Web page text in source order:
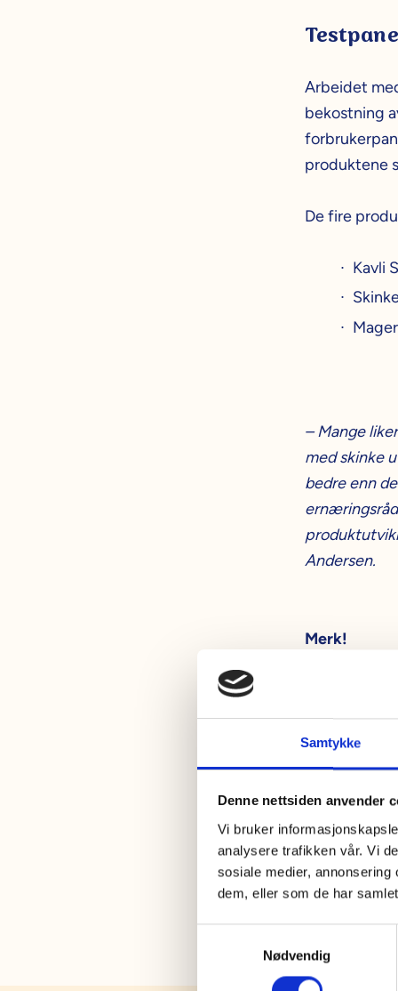
Samtykke
Denne nettsiden anvender
Vi bruker
analysere trafikken vår. Vi
sosiale medier,
dem, eller som de har
Nødvendig
Arbeidet
bekostning
produktene
De fire
Kavli
– Mange
med skinke
bedre enn
Andersen.
Merk!
gjelder
senere
før-